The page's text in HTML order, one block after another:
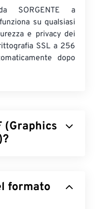
SORGENTE a
su qualsiasi
e privacy dei
SSL a 256
dopo
(Graphics
ilmodello di
formato